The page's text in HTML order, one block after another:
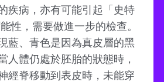
疾病，亦有可能引起「史特
性，需要做進一步的檢查。
藍、青色是因為真皮層的黑
人體仍處於胚胎的狀態時，
經脊移動到表皮時，未能穿